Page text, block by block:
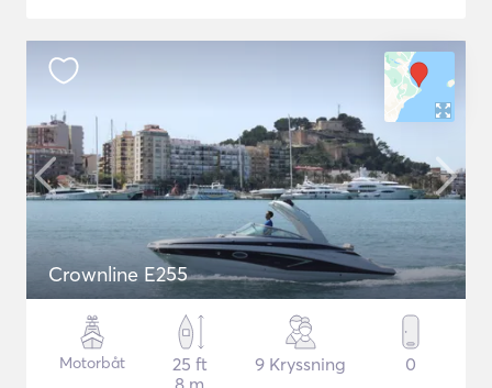
Crownline E255
Motorbåt
25 ft
8 m
9 Kryssning 0